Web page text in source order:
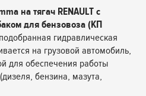
на тягач RENAULT с
для бензовоза (КП
гидравлическая
на грузовой автомобиль,
для обеспечения работы
бензина, мазута,